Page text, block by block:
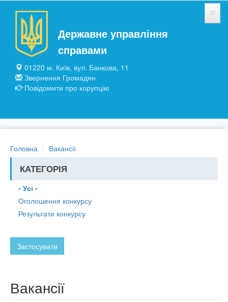
Державне управління
справами
01220 м. Київ, вул. Банкова, 11
Звернення Громадян
Повідомити про корупцію
НОВИНИ
ЗАГАЛЬНІ ВІДОМОСТІ
ПІДПРИЄМСТВА ТА УСТАНОВИ
Головна Вакансії
КАТЕГОРІЯ
- Усі -
Оголошення конкурсу
Результати конкурсу
Застосувати
Вакансії